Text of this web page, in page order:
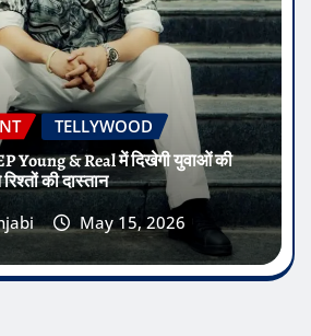
TELLYWOOD
Young & Real में दिखेगी युवाओं की
की दास्तान
May 15, 2026